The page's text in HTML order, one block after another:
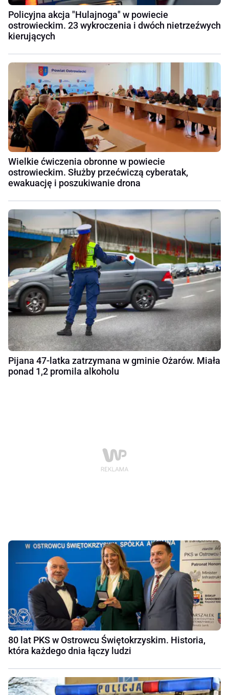
Policyjna akcja "Hulajnoga" w powiecie
ostrowieckim. 23 wykroczenia i dwóch nietrzeźwych
kierujących
Wielkie ćwiczenia obronne w powiecie
ostrowieckim. Służby przećwiczą cyberatak,
ewakuację i poszukiwanie drona
Pijana 47-latka zatrzymana w gminie Ożarów. Miała
ponad 1,2 promila alkoholu
80 lat PKS w Ostrowcu Świętokrzyskim. Historia,
która każdego dnia łączy ludzi